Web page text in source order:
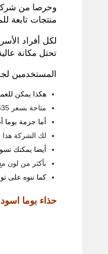
وحرصا من شركة
منتجات تابعة
لكل أفراد
تحتل مكانة
المستخدمين
هكذا يمكن
متاحة بسعر
أما جزمة بوما
لك الشركة هذا
أيضا يمكنك
بأكثر من لون
كما ننوه على
حذاء بوما